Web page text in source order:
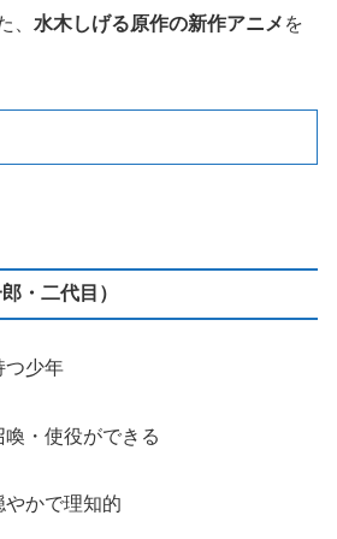
、 水木しげる原作の新作アニメ を
・二代目）
つ少年
・使役ができる
やかで理知的